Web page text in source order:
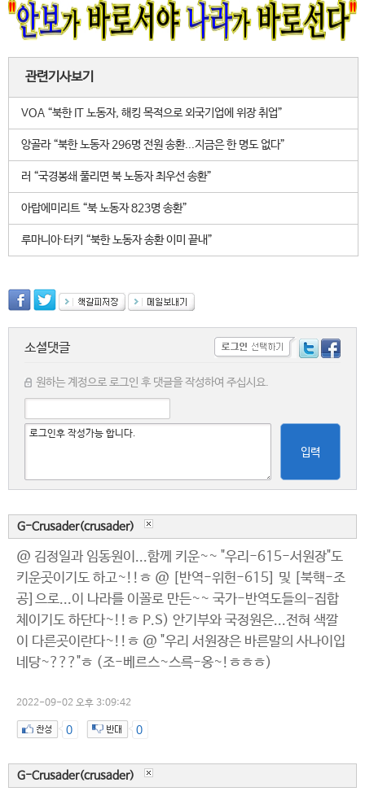
관련기사보기
VOA “북한 IT 노동자, 해킹 목적으로 외국기업에 위장 취업”
앙골라 “북한 노동자 296명 전원 송환...지금은 한 명도 없다”
러 “국경봉쇄 풀리면 북 노동자 최우선 송환”
아랍에미리트 “북 노동자 823명 송환”
루마니아∙터키 “북한 노동자 송환 이미 끝내”
소셜댓글
원하는 계정으로 로그인 후 댓글을 작성하여 주십시요.
입력
G-Crusader(crusader)
@ 김정일과 임동원이...함께 키운~~ "우리-615-서원장"도
키운곳이기도 하고~!!ㅎ @ [반역-위헌-615] 및 [북핵-조
공]으로...이 나라를 이꼴로 만든~~ 국가-반역도들의-집합
체이기도 하단다~!!ㅎ P.S) 안기부와 국정원은...전혀 색깔
이 다른곳이란다~!!ㅎ @ "우리 서원장은 바른말의 사나이입
네당~???"ㅎ (조-베르스~스륵-옹~!ㅎㅎㅎ)
2022-09-02 오후 3:09:42
0 0
G-Crusader(crusader)